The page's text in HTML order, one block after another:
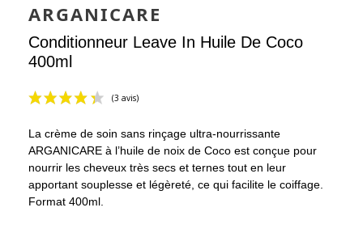
ARGANICARE
Conditionneur Leave In Huile De Coco
400ml
La crème de soin sans rinçage ultra-nourrissante
ARGANICARE à l’huile de noix de Coco est conçue pour
nourrir les cheveux très secs et ternes tout en leur
apportant souplesse et légèreté, ce qui facilite le coiffage.
Format 400ml.